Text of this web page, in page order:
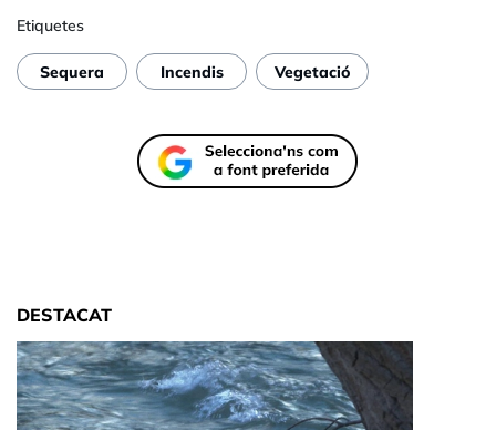
Etiquetes
Sequera Incendis Vegetació
DESTACAT